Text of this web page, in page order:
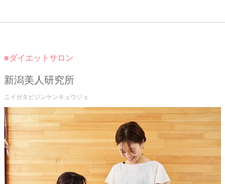
■ダイエットサロン
新潟美人研究所
ニイガタビジンケンキュウジョ